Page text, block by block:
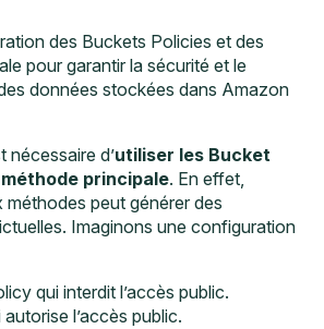
des Buckets Policies et des
pour garantir la sécurité et le
données stockées dans Amazon
nécessaire d’utiliser les Bucket
principale. En effet,
méthodes peut générer des
Imaginons une configuration
qui interdit l’accès public.
l’accès public.